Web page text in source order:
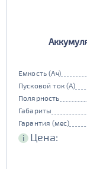
Емкость (Ач)
Пусковой ток (А)
Полярность
Габариты
Гарантия (мес)
i Цена: